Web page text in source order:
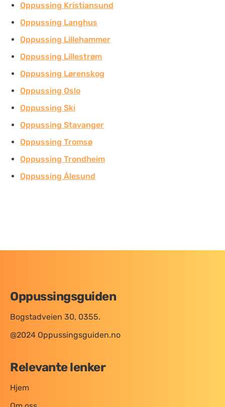
Oppussing Kristiansund
Oppussing Langhus
Oppussing Lillehammer
Oppussing Lillestrøm
Oppussing Lørenskog
Oppussing Oslo
Oppussing Ski
Oppussing Stavanger
Oppussing Tromsø
Oppussing Trondheim
Oppussing Ålesund
Oppussingsguiden
Bogstadveien 30, 0355.
@2024 Oppussingsguiden.no
Relevante lenker
Hjem